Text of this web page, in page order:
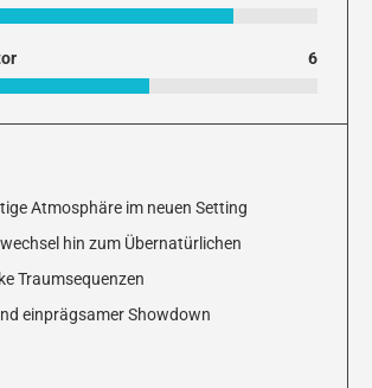
6
Atmosphäre im neuen Setting
hin zum Übernatürlichen
Traumsequenzen
einprägsamer Showdown